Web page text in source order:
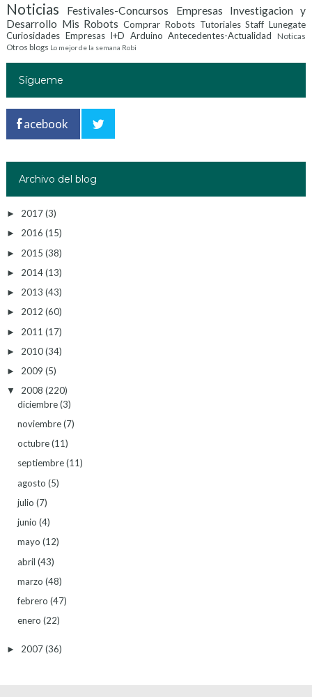
Noticias Festivales-Concursos
Empresas Investigacion y
Desarrollo Mis Robots Comprar Robots Tutoriales Staff Lunegate
Curiosidades Empresas I+D Arduino Antecedentes-Actualidad
Noticas
Otros blogs Lo mejor de la semana Robi
Sígueme
acebook
Archivo del blog
► 2017(3)
► 2016 (15)
► 2015 (38)
► 2014(13)
► 2013 (43)
► 2012 (60)
► 2011 (17)
► 2010(34)
► 2009 (5)
▼ 2008 (220)
diciembre(3)
noviembre(7)
octubre(11)
septiembre(11)
agosto (5)
julio (7)
junio (4)
mayo (12)
abril (43)
marzo (48)
febrero (47)
enero (22)
► 2007(36)